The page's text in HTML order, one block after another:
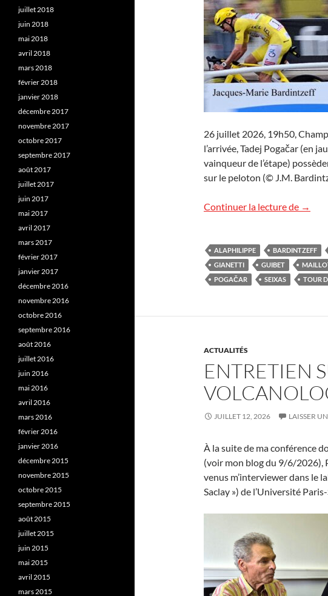
26 juillet 2026, 19h50,
l’arrivée, Tadej Pogačar (en
vainqueur de l’étape)
sur le peloton (© J.M.
Continuer la lecture de Le
→
ALAPHILIPPE BARDINTZEFF
GIANETTI
GUIBET
POGAČAR
SEIXAS TOUR
ACTUALITÉS
ENTRETIEN
JUILLET 12, 2026 LAISSER
À la suite de ma conférence
(voir mon blog du 9/6/2026),
venus m’interviewer dans le
Saclay ») de l’Université
juillet 2018
juin 2018
mai 2018
avril 2018
mars 2018
février 2018
janvier 2018
décembre 2017
novembre 2017
octobre 2017
septembre 2017
août 2017
juillet 2017
juin 2017
mai 2017
avril 2017
mars 2017
février 2017
janvier 2017
décembre 2016
novembre 2016
octobre 2016
septembre 2016
août 2016
juillet 2016
juin 2016
mai 2016
avril 2016
mars 2016
février 2016
janvier 2016
décembre 2015
novembre 2015
octobre 2015
septembre 2015
août 2015
juillet 2015
juin 2015
mai 2015
avril 2015
mars 2015